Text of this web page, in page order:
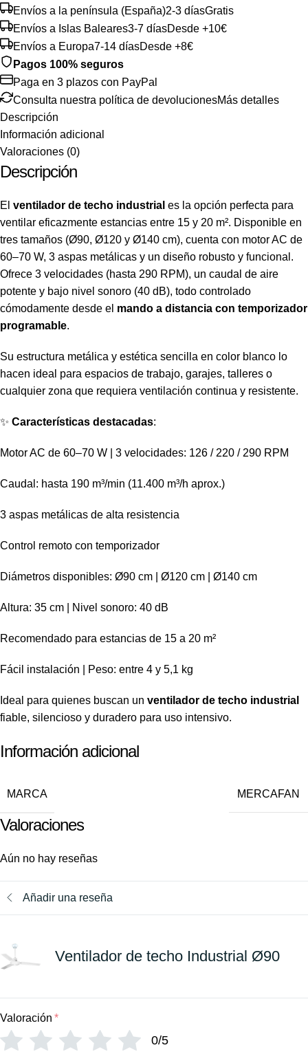
Envíos a la península (España)2-3 díasGratis
Envíos a Islas Baleares3-7 díasDesde +10€
Envíos a Europa7-14 díasDesde +8€
Pagos 100% seguros
Paga en 3 plazos con PayPal
Consulta nuestra política de devolucionesMás detalles
Descripción
Información adicional
Valoraciones (0)
Descripción
El ventilador de techo industrial es la opción perfecta para
ventilar eficazmente estancias entre 15 y 20 m². Disponible en
tres tamaños (Ø90, Ø120 y Ø140 cm), cuenta con motor AC de
60–70 W, 3 aspas metálicas y un diseño robusto y funcional.
Ofrece 3 velocidades (hasta 290 RPM), un caudal de aire
potente y bajo nivel sonoro (40 dB), todo controlado
cómodamente desde el mando a distancia con temporizador
programable.
Su estructura metálica y estética sencilla en color blanco lo
hacen ideal para espacios de trabajo, garajes, talleres o
cualquier zona que requiera ventilación continua y resistente.
✨ Características destacadas:
Motor AC de 60–70 W | 3 velocidades: 126 / 220 / 290 RPM
Caudal: hasta 190 m³/min (11.400 m³/h aprox.)
3 aspas metálicas de alta resistencia
Control remoto con temporizador
Diámetros disponibles: Ø90 cm | Ø120 cm | Ø140 cm
Altura: 35 cm | Nivel sonoro: 40 dB
Recomendado para estancias de 15 a 20 m²
Fácil instalación | Peso: entre 4 y 5,1 kg
Ideal para quienes buscan un ventilador de techo industrial
fiable, silencioso y duradero para uso intensivo.
Información adicional
MARCA MERCAFAN
Valoraciones
Aún no hay reseñas
Añadir una reseña
Ventilador de techo Industrial Ø90
Valoración *
0/5